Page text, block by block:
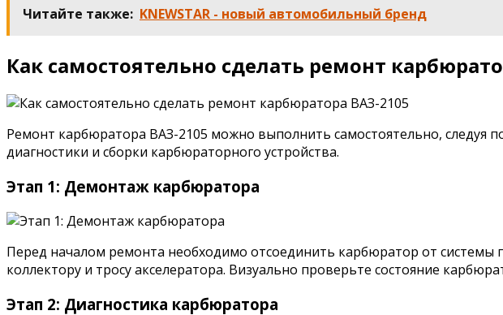
Читайте также: KNEWSTAR - новый автомобильный бренд
Как самостоятельно сделать ремонт
Ремонт карбюратора ВАЗ-2105 можно выполнить самостоятельно, следуя
диагностики и сборки карбюраторного устройства.
Этап 1: Демонтаж карбюратора
Перед началом ремонта необходимо отсоединить карбюратор от
коллектору и тросу акселератора. Визуально проверьте состояние
Этап 2: Диагностика карбюратора